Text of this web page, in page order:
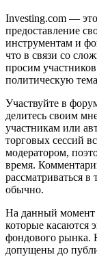
Investing.com —
предоставление
инструментам и
что в связи со
просим
политическую
Участвуйте в
делитесь своим
участникам или
торговых сессий
модератором,
время.
рассматриваться
обычно.
На данный момент
которые касаются
фондового рынка.
допущены до